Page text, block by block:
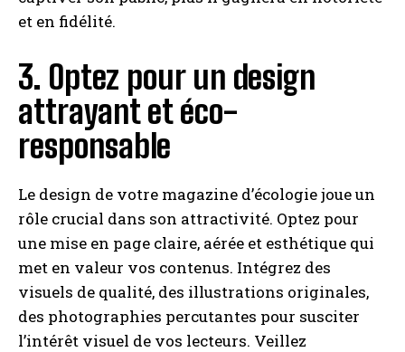
et en fidélité.
3. Optez pour un design
attrayant et éco-
responsable
Le design de votre magazine d’écologie joue un
rôle crucial dans son attractivité. Optez pour
une mise en page claire, aérée et esthétique qui
met en valeur vos contenus. Intégrez des
visuels de qualité, des illustrations originales,
des photographies percutantes pour susciter
l’intérêt visuel de vos lecteurs. Veillez